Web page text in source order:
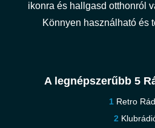
ikonra és hallgasd otthonról
Könnyen használható és
A legnépszerűbb 5
Retro